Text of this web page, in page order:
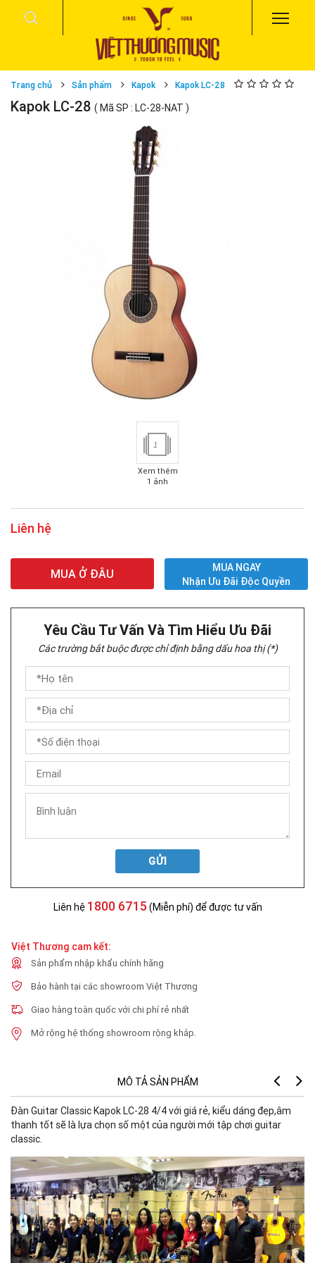
Trang chủ Sản phẩm Kapok Kapok LC-28
Kapok LC-28 ( Mã SP : LC-28-NAT )
1
Xem thêm
1 ảnh
Liên hệ
MUA Ở ĐÂU
MUA NGAY
Nhận Ưu Đãi Độc Quyền
Yêu Cầu Tư Vấn Và Tìm Hiểu Ưu Đãi
Các trường bắt buộc được chỉ định bằng dấu hoa thị (*)
GỬI
Liên hệ 1800 6715 (Miễn phí) để được tư vấn
Việt Thương cam kết:
Sản phẩm nhập khẩu chính hãng
Bảo hành tại các showroom Việt Thương
Giao hàng toàn quốc với chi phí rẻ nhất
Mở rộng hệ thống showroom rộng khắp.
MÔ TẢ SẢN PHẨM
Đàn Guitar Classic Kapok LC-28 4/4 với giá rẻ, kiểu dáng đẹp,âm
thanh tốt sẽ là lựa chọn số một của người mới tập chơi guitar
classic.